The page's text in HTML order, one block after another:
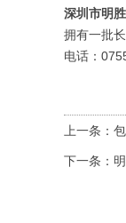
深圳市明
拥有一批
电话：
上一条：
下一条：